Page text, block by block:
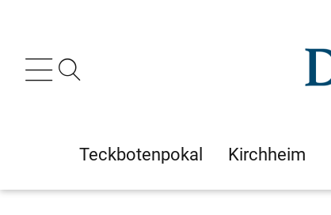
Teckbotenpokal Kirchheim